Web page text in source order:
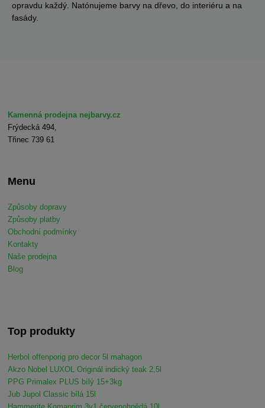
opravdu každý. Natónujeme barvy na dřevo, do interiéru a na
fasády.
Kamenná prodejna nejbarvy.cz
Frýdecká 494,
Třinec 739 61
Menu
Způsoby dopravy
Způsoby platby
Obchodní podmínky
Kontakty
Naše prodejna
Blog
Top produkty
Herbol offenporig pro decor 5l mahagon
Akzo Nobel LUXOL Originál indický teak 2,5l
PPG Primalex PLUS bílý 15+3kg
Jub Jupol Classic bílá 15l